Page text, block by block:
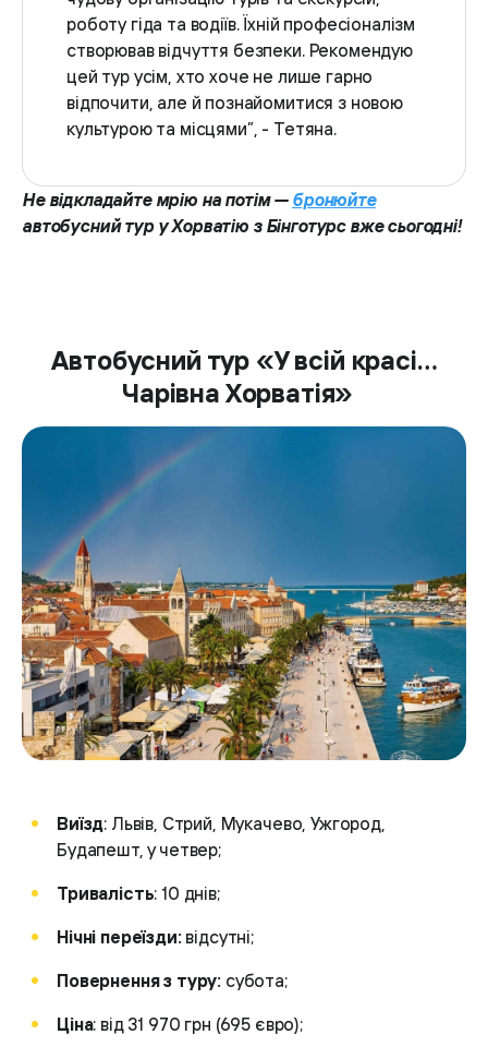
роботу гіда та водіїв. Їхній професіоналізм
створював відчуття безпеки. Рекомендую
цей тур усім, хто хоче не лише гарно
відпочити, але й познайомитися з новою
культурою та місцями”, - Тетяна.
Не відкладайте мрію на потім — бронюйте
автобусний тур у Хорватію з Бінготурс вже сьогодні!
Автобусний тур «У всій красі…
Чарівна Хорватія»
Виїзд: Львів, Стрий, Мукачево, Ужгород,
Будапешт, у четвер;
Тривалість: 10 днів;
Нічні переїзди: відсутні;
Повернення з туру: субота;
Ціна: від 31 970 грн (695 євро);